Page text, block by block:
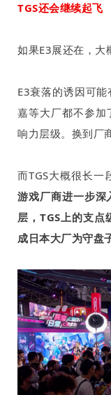
TGS还会继续起飞
如果E3展还在，大
E3衰落的诱因可
嘉等大厂都不参加
响力层级。换到厂
而TGS大概很长一
游戏厂商进一步深
层，TGS上的支点
成日本大厂为守盘